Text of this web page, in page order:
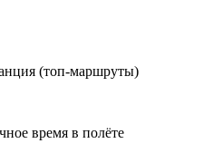
(топ-маршруты)
время в полёте